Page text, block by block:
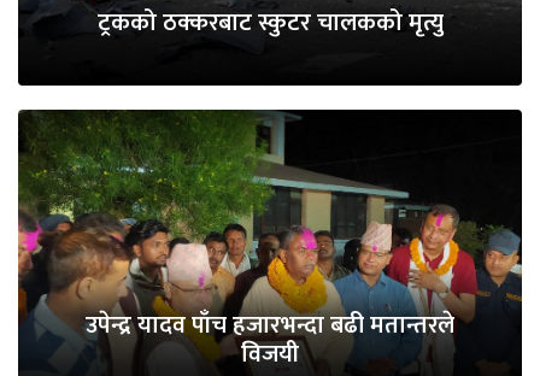
ट्रकको ठक्करबाट स्कुटर चालकको मृत्यु
उपेन्द्र यादव पाँच हजारभन्दा बढी मतान्तरले
विजयी